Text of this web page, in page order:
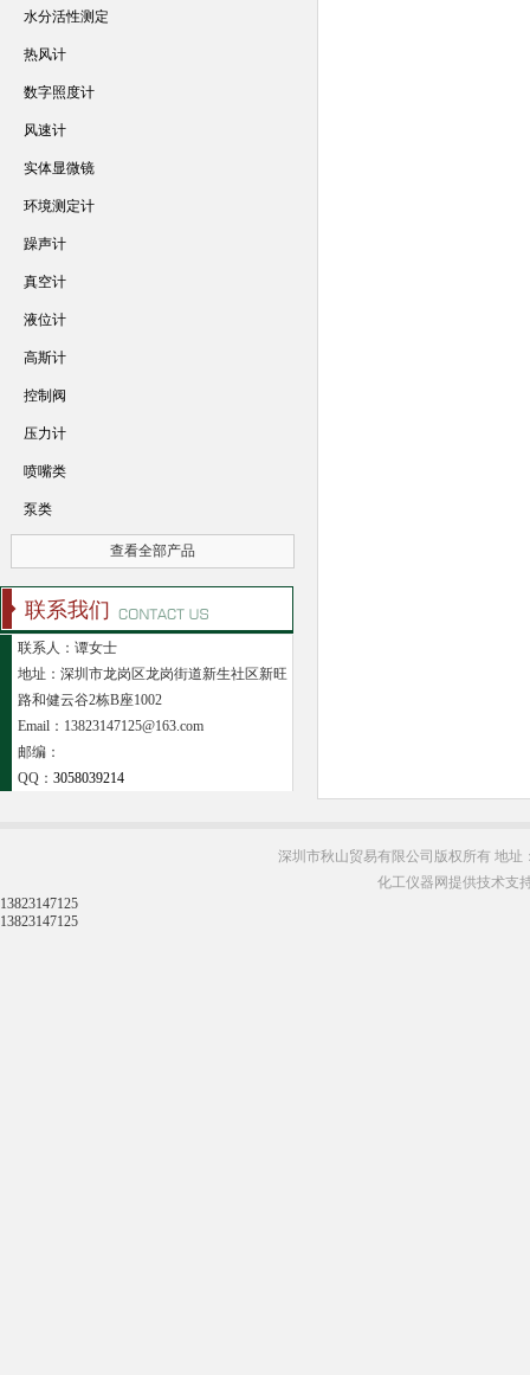
水分活性测定
热风计
数字照度计
风速计
实体显微镜
环境测定计
躁声计
真空计
液位计
高斯计
控制阀
压力计
喷嘴类
泵类
查看全部产品
联系我们
联系人：谭女士
地址：深圳市龙岗区龙岗街道新生社区新旺
路和健云谷2栋B座1002
Email：13823147125@163.com
邮编：
QQ： 3058039214
深圳市秋山贸易有限公司版权所有 地址
化工仪器网提供技术支
13823147125
13823147125